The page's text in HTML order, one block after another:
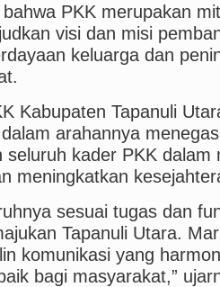
PKK merupakan
visi dan misi
keluarga dan
Kabupaten Tapanuli
arahannya
kader PKK dalam
meningkatkan
sesuai tugas dan
Tapanuli Utara.
komunikasi yang
bagi masyarakat,”